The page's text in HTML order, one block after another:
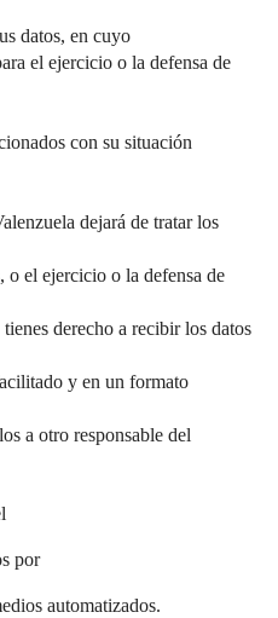
datos, en cuyo
el ejercicio o la defensa de
con su situación
dejará de tratar los
el ejercicio o la defensa de
derecho a recibir los datos
y en un formato
a otro responsable del
por
automatizados.